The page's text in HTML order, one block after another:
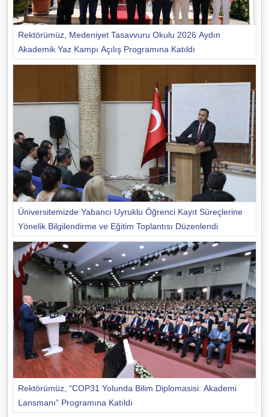
Rektörümüz, Medeniyet Tasavvuru Okulu 2026 Aydın
Akademik Yaz Kampı Açılış Programına Katıldı
Üniversitemizde Yabancı Uyruklu Öğrenci Kayıt Süreçlerine
Yönelik Bilgilendirme ve Eğitim Toplantısı Düzenlendi
Rektörümüz, “COP31 Yolunda Bilim Diplomasisi: Akademi
Lansmanı” Programına Katıldı